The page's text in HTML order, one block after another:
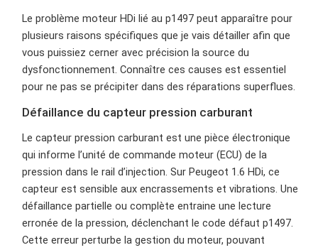
Le problème moteur HDi lié au p1497 peut apparaître pour
plusieurs raisons spécifiques que je vais détailler afin que
vous puissiez cerner avec précision la source du
dysfonctionnement. Connaître ces causes est essentiel
pour ne pas se précipiter dans des réparations superflues.
Défaillance du capteur pression carburant
Le capteur pression carburant est une pièce électronique
qui informe l’unité de commande moteur (ECU) de la
pression dans le rail d’injection. Sur Peugeot 1.6 HDi, ce
capteur est sensible aux encrassements et vibrations. Une
défaillance partielle ou complète entraine une lecture
erronée de la pression, déclenchant le code défaut p1497.
Cette erreur perturbe la gestion du moteur, pouvant